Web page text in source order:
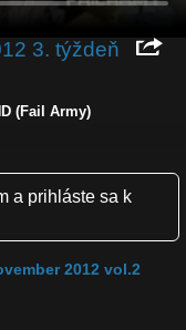
3. týždeň
(Fail Army)
a prihláste sa k
2012 vol.2